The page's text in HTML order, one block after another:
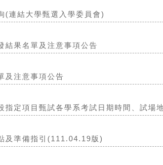
(連結大學甄選入學委員會)
結果名單及注意事項公告
及注意事項公告
定項目甄試各學系考試日期時間、試場
及準備指引(111.04.19版)